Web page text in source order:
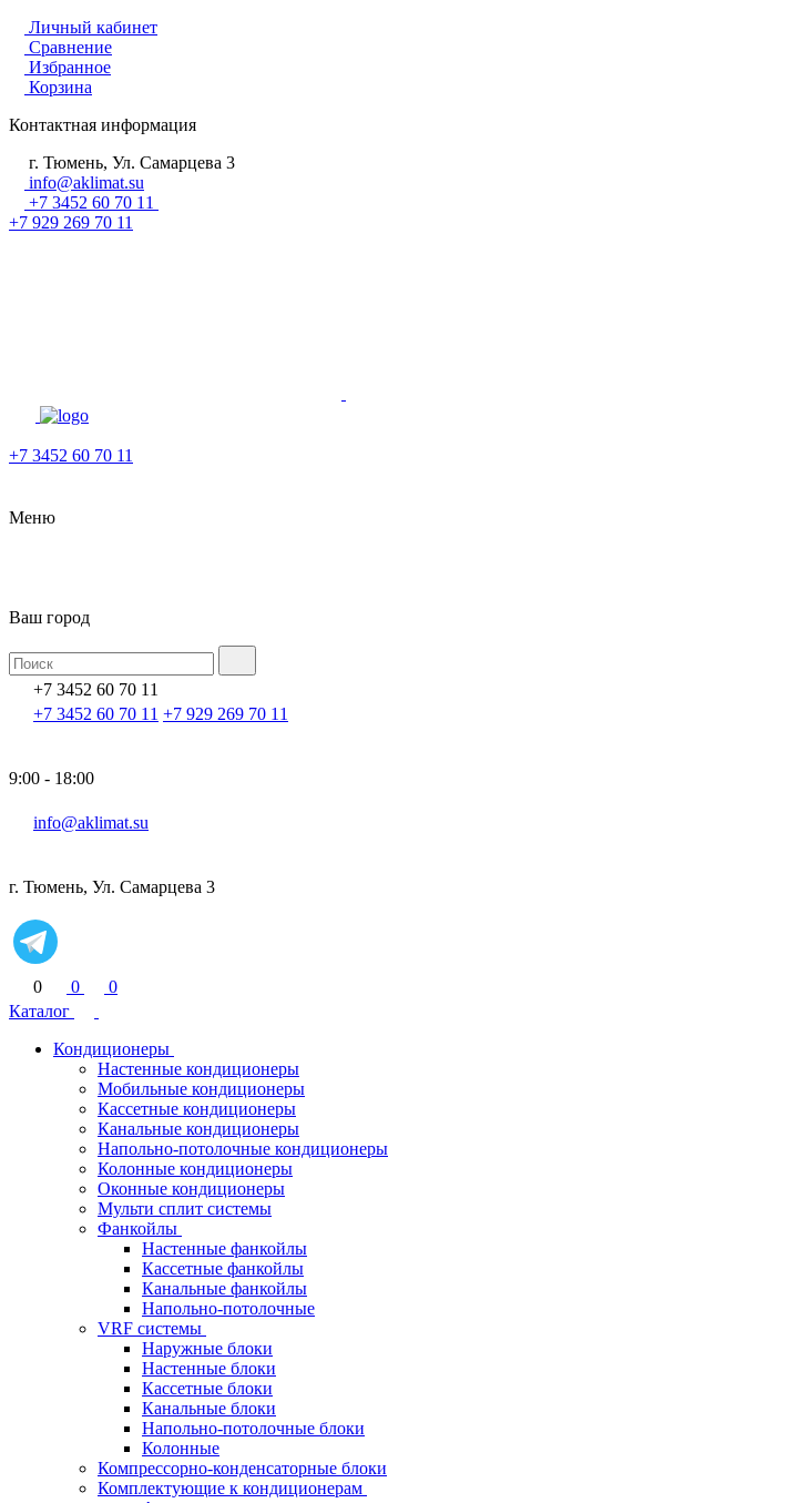
Личный кабинет
Сравнение
Избранное
Корзина
Контактная информация
г. Тюмень, Ул. Самарцева 3
info@aklimat.su
+7 3452 60 70 11
+7 929 269 70 11
+7 3452 60 70 11
Меню
Ваш город
+7 3452 60 70 11
+7 3452 60 70 11 +7 929 269 70 11
9:00 - 18:00
info@aklimat.su
г. Тюмень, Ул. Самарцева 3
0 0
0
Каталог
Кондиционеры
Настенные кондиционеры
Мобильные кондиционеры
Кассетные кондиционеры
Канальные кондиционеры
Напольно-потолочные кондиционеры
Колонные кондиционеры
Оконные кондиционеры
Мульти сплит системы
Фанкойлы
Настенные фанкойлы
Кассетные фанкойлы
Канальные фанкойлы
Напольно-потолочные
VRF системы
Наружные блоки
Настенные блоки
Кассетные блоки
Канальные блоки
Напольно-потолочные блоки
Колонные
Компрессорно-конденсаторные блоки
Комплектующие к кондиционерам